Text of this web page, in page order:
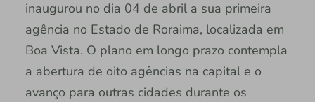
inaugurou no dia 04 de abril a sua primeira
agência no Estado de Roraima, localizada em
Boa Vista. O plano em longo prazo contempla
a abertura de oito agências na capital e o
avanço para outras cidades durante os